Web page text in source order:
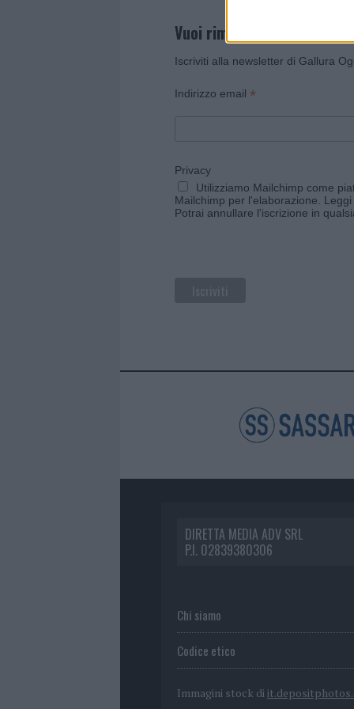
Vuoi rimanere sempre
Iscriviti alla newsletter di Gallura
Indirizzo email *
Privacy
Utilizziamo Mailchimp come
Mailchimp per l'elaborazione.
Potrai annullare l'iscrizione in
DIRETTA MEDIA ADV SRL
P.I. 02839380306
Chi siamo
Codice etico
Immagini stock di